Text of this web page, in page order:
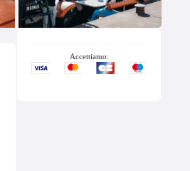
Accettiamo: